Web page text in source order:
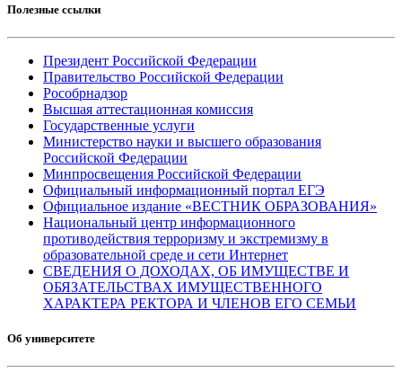
Полезные ссылки
Президент Российской Федерации
Правительство Российской Федерации
Рособрнадзор
Высшая аттестационная комиссия
Государственные услуги
Министерство науки и высшего образования
Российской Федерации
Минпросвещения Российской Федерации
Официальный информационный портал ЕГЭ
Официальное издание «ВЕСТНИК ОБРАЗОВАНИЯ»
Национальный центр информационного
противодействия терроризму и экстремизму в
образовательной среде и сети Интернет
СВЕДЕНИЯ О ДОХОДАХ, ОБ ИМУЩЕСТВЕ И
ОБЯЗАТЕЛЬСТВАХ ИМУЩЕСТВЕННОГО
ХАРАКТЕРА РЕКТОРА И ЧЛЕНОВ ЕГО СЕМЬИ
Об университете